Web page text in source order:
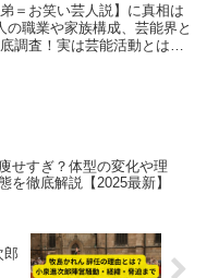
弟＝お笑い芸人説】に真相は
の職業や家族構成、芸能界と
調査！実は芸能活動とは無
せすぎ？体型の変化や理
を徹底解説【2025最新】
郎